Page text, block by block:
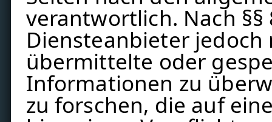
verantwortlich. Nach §§
Diensteanbieter
übermittelte oder
Informationen zu
zu forschen, die auf